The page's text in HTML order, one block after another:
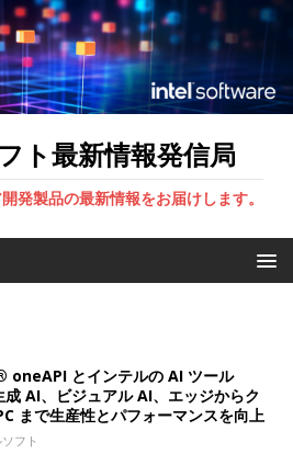
ト最新情報発信局
発製品の最新情報をお届けします。
oneAPI とインテルの AI ツール
成 AI、ビジュアル AI、エッジからク
まで生産性とパフォーマンスを向上
フト